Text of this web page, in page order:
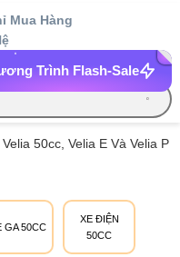
Mua Hàng
Trình Flash-Sale
GA 50CC
XE ĐIỆN
50CC
50cc, Velia E Và Velia P